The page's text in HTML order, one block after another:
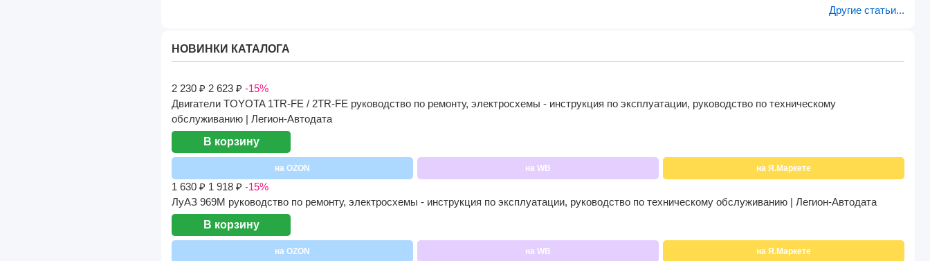
Другие статьи...
НОВИНКИ КАТАЛОГА
2 230 ₽ 2 623 ₽ -15%
Двигатели TOYOTA 1TR-FE / 2TR-FE руководство по ремонту, электросхемы - инструкция по эксплуатации, руководство по техническому
обслуживанию | Легион-Aвтодата
В корзину
на OZON на WB на Я.Маркете
1 630 ₽ 1 918 ₽ -15%
ЛуАЗ 969М руководство по ремонту, электросхемы - инструкция по эксплуатации, руководство по техническому обслуживанию | Легион-Автодата
В корзину
на OZON на WB на Я.Маркете